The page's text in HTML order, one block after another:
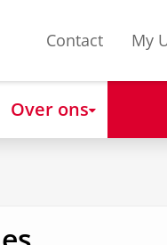
Contact My
Over ons